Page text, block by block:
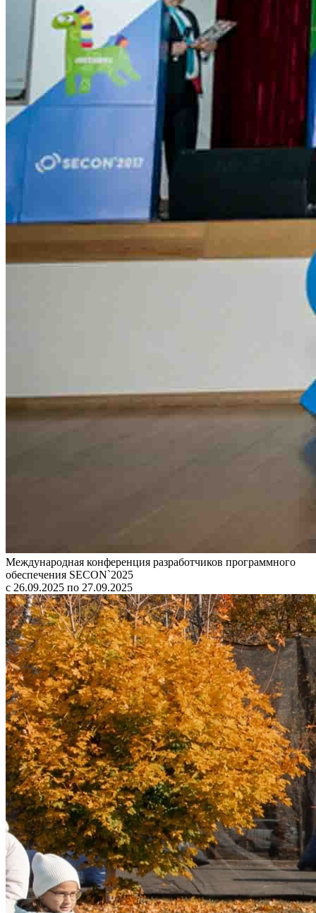
Международная конференция разработчиков программного
обеспечения SECON`2025
с 26.09.2025 по 27.09.2025